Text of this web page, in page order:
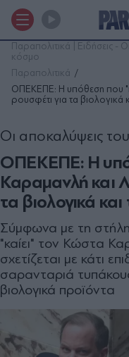
Παραπολιτικά | Ειδήσεις -
κόσμο
Παραπολιτικά
ΟΠΕΚΕΠΕ: Η υπόθεση που
ρουσφέτι για τα βιολογικά
ΟΠΕΚΕΠΕ: Η
Καραμανλή και
τα βιολογικά
Οι αποκαλύψεις
Σύμφωνα με τη
"καίει" τον Κώστα
σχετίζεται με κάτι
σαρανταριά
βιολογικά προϊόντα